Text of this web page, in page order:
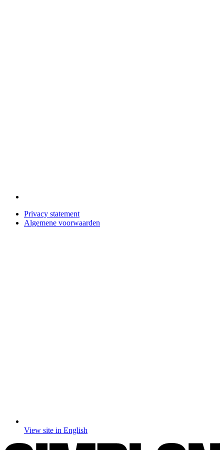
Privacy statement
Algemene voorwaarden
View site in English